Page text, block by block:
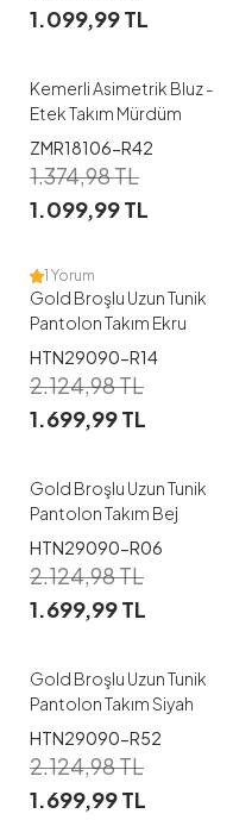
1.099,99TL
3
Kemerli Asimetrik Bluz -
Etek Takım Mürdüm
ZMR18106-R42
1.374,98TL
1.099,99TL
S-M
1 Yorum
Gold Broşlu Uzun Tunik
Pantolon Takım Ekru
HTN29090-R14
2.124,98TL
1.699,99TL
S-M L-XL
Gold Broşlu Uzun Tunik
Pantolon Takım Bej
HTN29090-R06
2.124,98TL
1.699,99TL
S/M L-XL
Gold Broşlu Uzun Tunik
Pantolon Takım Siyah
HTN29090-R52
2.124,98TL
1.699,99TL